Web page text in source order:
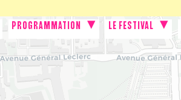
PROGRAMMATION LE FESTIVAL